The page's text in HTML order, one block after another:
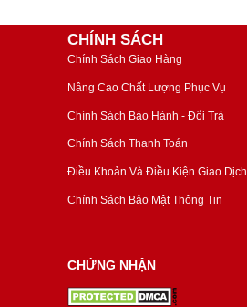
CHÍNH SÁCH
Chính Sách Giao Hàng
Nâng Cao Chất Lượng Phục Vụ
Chính Sách Bảo Hành - Đổi Trả
Chính Sách Thanh Toán
Điều Khoản Và Điều Kiện Giao Dịch
Chính Sách Bảo Mật Thông Tin
CHỨNG NHẬN